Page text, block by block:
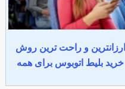
ارزانترین و راحت ترین روش
خرید بلیط اتوبوس برای همه